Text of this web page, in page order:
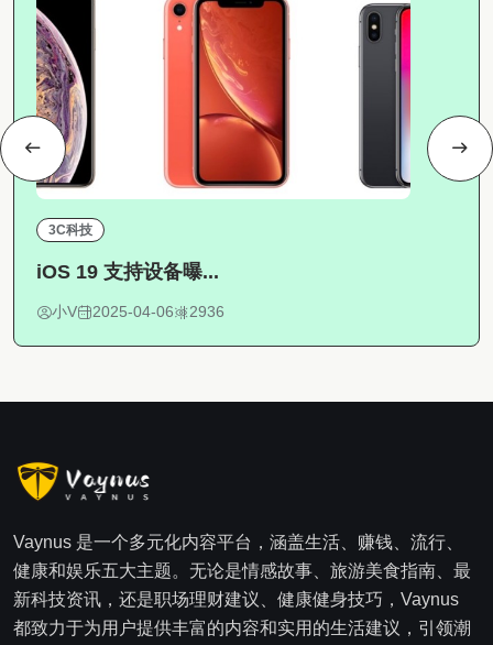
3C科技
iOS 19 支持设备曝...
小V 2025-04-06 2936
Vaynus 是一个多元化内容平台，涵盖生活、赚钱、流行、
健康和娱乐五大主题。无论是情感故事、旅游美食指南、最
新科技资讯，还是职场理财建议、健康健身技巧，Vaynus
都致力于为用户提供丰富的内容和实用的生活建议，引领潮